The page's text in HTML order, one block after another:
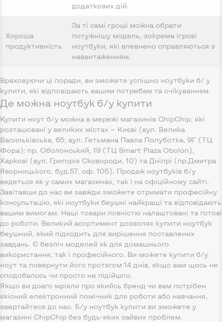
додаткових дій.
Хороша
продуктивність
За ті самі гроші можна обрати
потужнішу модель, зокрема ігрові
ноутбуки, які впевнено справляються з
навантаженням.
Враховуючи ці поради, ви зможете успішно ноутбуки б/ у
купити, які відповідають вашим потребам та очікуванням.
Де можна ноутбук б/у купити
Купити ноут б/у можна в мережі магазинів ChipChip, які
розташовані у великих містах — Києві (вул. Велика
Васильківська, 65; вул. Гетьмана Павла Полуботка, 9Г (ТЦ
Фора); пр. Оболонський, 19 (ТЦ Smart Plaza Obolon),
Харкові (вул. Григорія Сковороди, 10) та Дніпрі (пр.Дмитра
Яворницького, буд.57, оф. 105). Продаж ноутбуків б/у
ведеться як у самих магазинах, так і на офіційному сайті.
Завітавши до нас ви завжди зможете отримати професійну
консультацію, які ноутбуки беушні найкращі та відповідають
вашим вимогам. Наші товари повністю налаштовані та готові
до роботи. Великий асортимент дозволяє купити ноутбук
беушний, який підходить для вирішення поставлених
завдань. Є безліч моделей як для домашнього
використання, так і професійного. Ви можете купити б/у
ноут та повернути його протягом 14 днів, якщо вам щось не
сподобалось чи просто не підійшло.
Якщо ви довго мріяли про якийсь бренд чи вам потрібен
якісний електронний помічник для роботи або навчання,
звертайтеся до нас. Б/у ноутбук купити ви зможете у
магазині ChipChip без будь-яких зайвих проблем.